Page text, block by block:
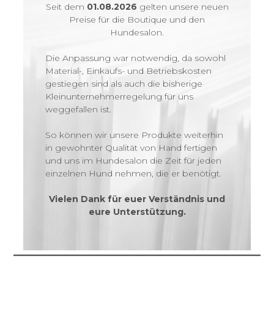
Seit dem 01.08.2026 gelten unsere neuen
Preise für die Boutique und den
Hundesalon.
Die Anpassung war notwendig, da sowohl
Material-, Einkaufs- und Betriebskosten
gestiegen sind als auch die bisherige
Kleinunternehmerregelung für uns
weggefallen ist.
So können wir unsere Produkte weiterhin
in gewohnter Qualität von Hand fertigen
und uns im Hundesalon die Zeit für jeden
einzelnen Hund nehmen, die er benötigt.
Vielen Dank für euer Verständnis und
eure Unterstützung.